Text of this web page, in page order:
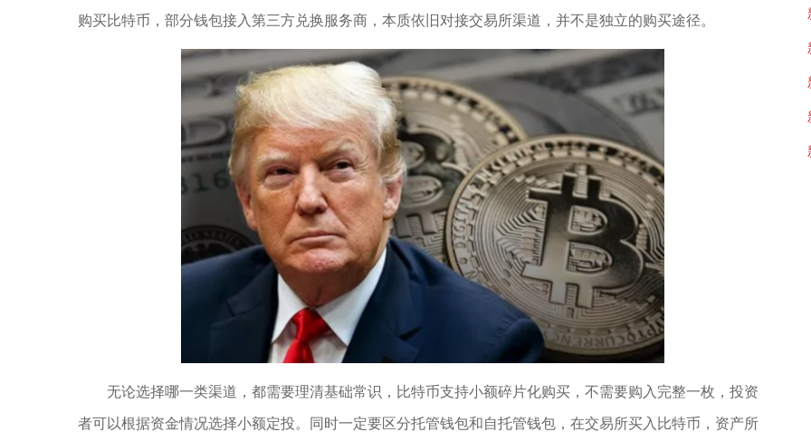
购买比特币，部分钱包接入第三方兑换服务商，本质依旧对接交易所渠道，并不是独立的购买途径。
无论选择哪一类渠道，都需要理清基础常识，比特币支持小额碎片化购买，不需要购入完整一枚，投资
者可以根据资金情况选择小额定投。同时一定要区分托管钱包和自托管钱包，在交易所买入比特币，资产所